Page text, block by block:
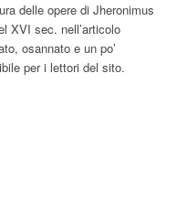
delle opere di Jheronimus
XVI sec. nell’articolo
osannato e un po’
per i lettori del sito.